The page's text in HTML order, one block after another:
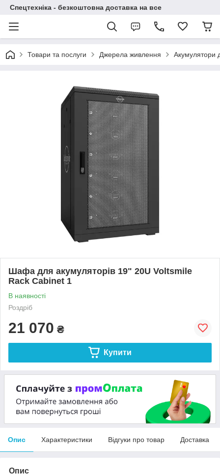
Спецтехніка - безкоштовна доставка на все
Товари та послуги Джерела живлення
Шафа для акумуляторів 19" 20U Voltsmile
Rack Cabinet 1
В наявності
Роздріб
21 070 ₴
Купити
Опис Характеристики Відгуки про товар Доставка
Опис